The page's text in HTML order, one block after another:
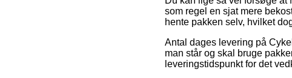
som regel en sjat mere
hente pakken selv, hvilket
Antal dages levering på
man står og skal bruge
leveringstidspunkt for det